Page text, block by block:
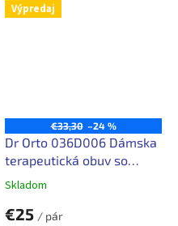
Výpredaj
€33,30 –24 %
Dr Orto 036D006 Dámska
terapeutická obuv so
strečovým zvrškom
Skladom
€25 / pár